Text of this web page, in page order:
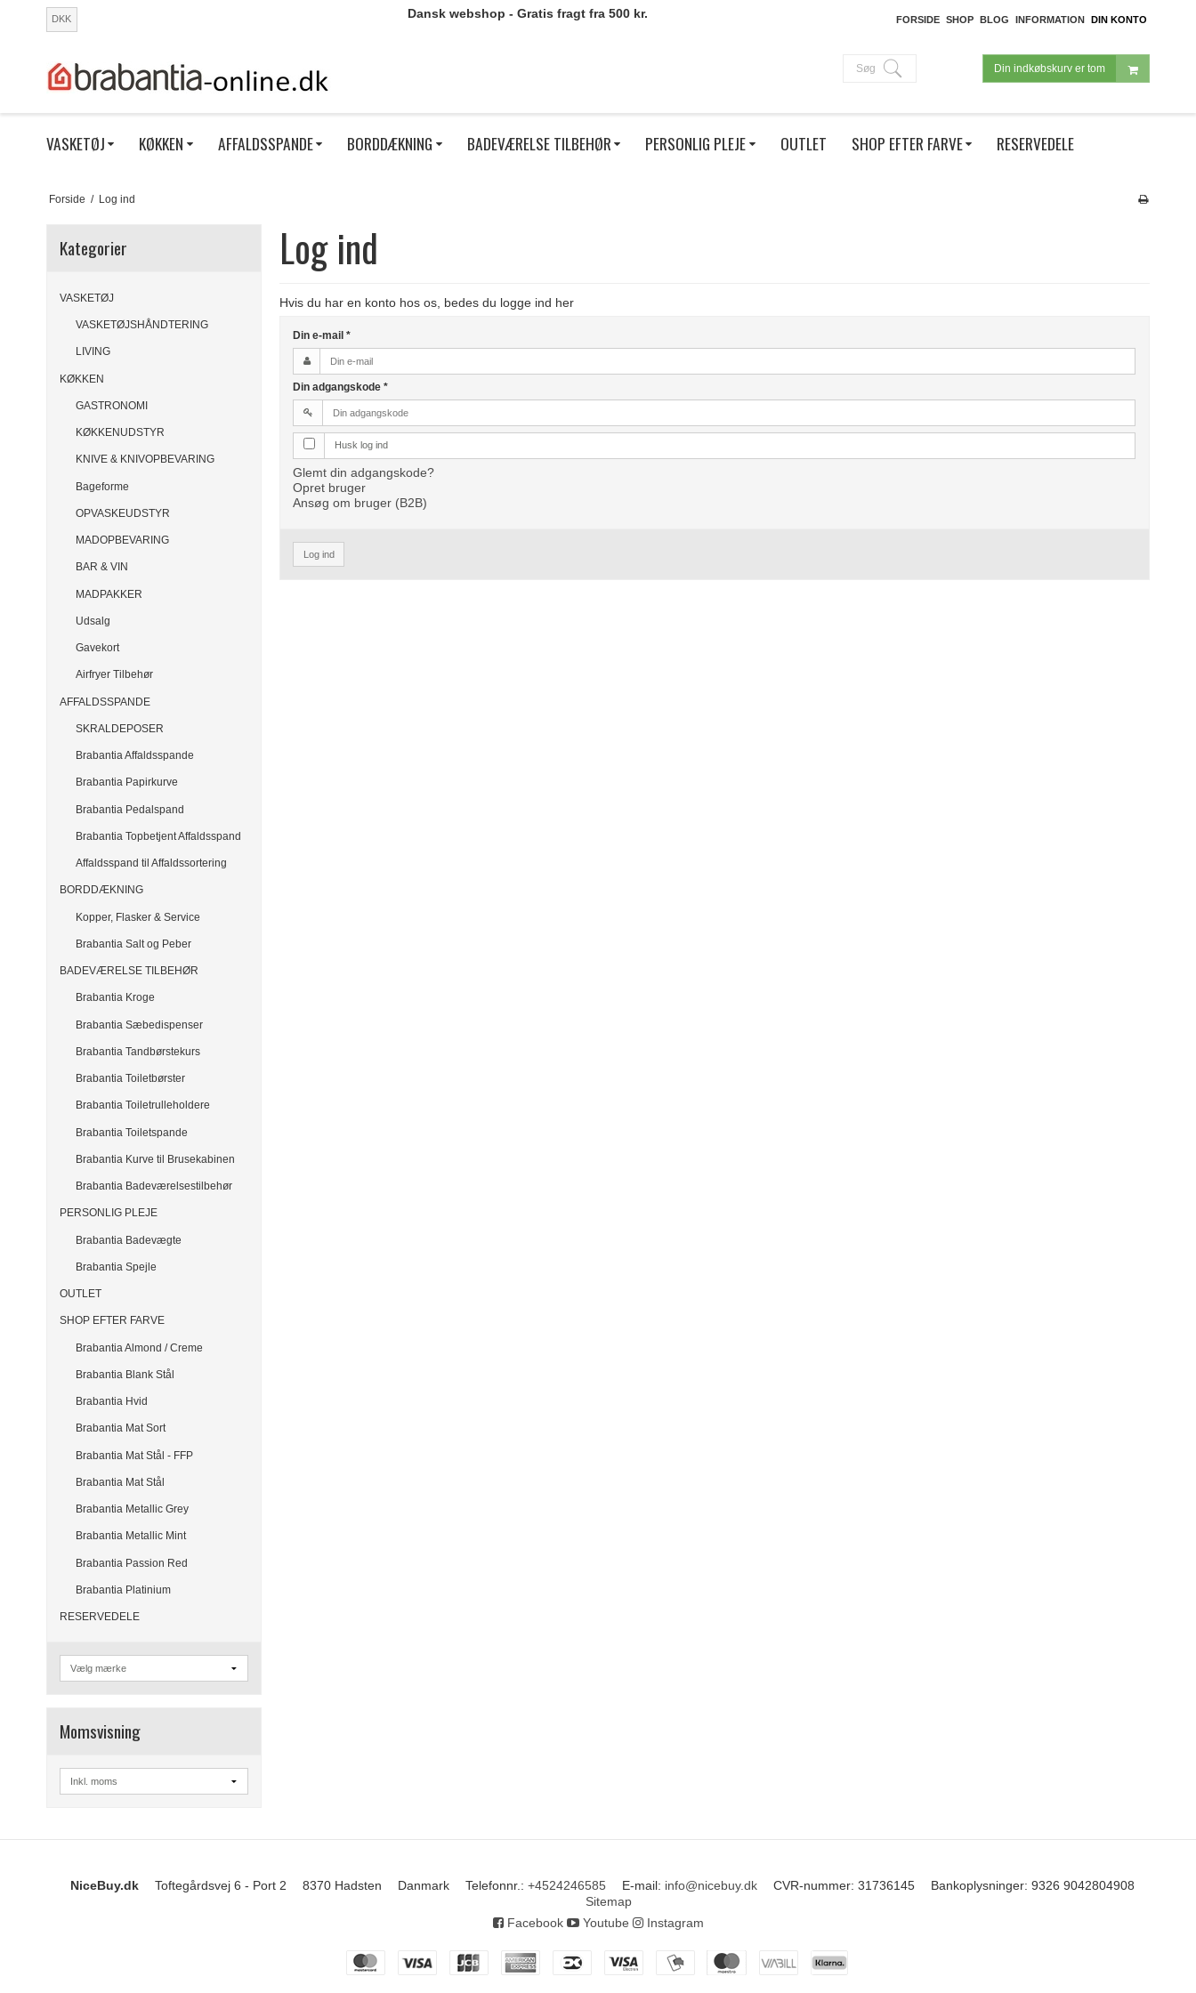
DKK Dansk webshop - Gratis fragt fra 500 kr. FORSIDE SHOP BLOG INFORMATION DIN KONTO
Din indkøbskurv er tom
Søg
VASKETØJ KØKKEN AFFALDSSPANDE BORDDÆKNING BADEVÆRELSE TILBEHØR PERSONLIG PLEJE OUTLET SHOP EFTER FARVE RESERVEDELE
Forside / Log ind
Kategorier
VASKETØJ
VASKETØJSHÅNDTERING
LIVING
KØKKEN
GASTRONOMI
KØKKENUDSTYR
KNIVE & KNIVOPBEVARING
Bageforme
OPVASKEUDSTYR
MADOPBEVARING
BAR & VIN
MADPAKKER
Udsalg
Gavekort
Airfryer Tilbehør
AFFALDSSPANDE
SKRALDEPOSER
Brabantia Affaldsspande
Brabantia Papirkurve
Brabantia Pedalspand
Brabantia Topbetjent Affaldsspand
Affaldsspand til Affaldssortering
BORDDÆKNING
Kopper, Flasker & Service
Brabantia Salt og Peber
BADEVÆRELSE TILBEHØR
Brabantia Kroge
Brabantia Sæbedispenser
Brabantia Tandbørstekurs
Brabantia Toiletbørster
Brabantia Toiletrulleholdere
Brabantia Toiletspande
Brabantia Kurve til Brusekabinen
Brabantia Badeværelsestilbehør
PERSONLIG PLEJE
Brabantia Badevægte
Brabantia Spejle
OUTLET
SHOP EFTER FARVE
Brabantia Almond / Creme
Brabantia Blank Stål
Brabantia Hvid
Brabantia Mat Sort
Brabantia Mat Stål - FFP
Brabantia Mat Stål
Brabantia Metallic Grey
Brabantia Metallic Mint
Brabantia Passion Red
Brabantia Platinium
RESERVEDELE
Momsvisning
Log ind
Hvis du har en konto hos os, bedes du logge ind her
Din e-mail*
Din adgangskode*
Husk log ind
Glemt din adgangskode?
Opret bruger
Ansøg om bruger (B2B)
Log ind
NiceBuy.dk Toftegårdsvej 6 - Port 2 8370 Hadsten Danmark Telefonnr. : +4524246585 E-mail: info@nicebuy.dk CVR-nummer: 31736145 Bankoplysninger: 9326 9042804908
Sitemap
Facebook
Youtube Instagram